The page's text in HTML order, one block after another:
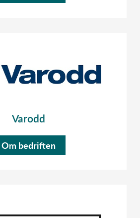
Varodd
Om bedriften